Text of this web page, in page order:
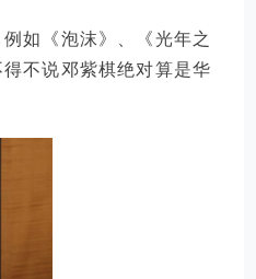
如《泡沫》、《光年之
不说邓紫棋绝对算是华